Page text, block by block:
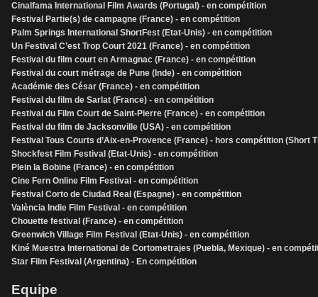
Cinalfama International Film Awards (Portugal) - en compétition
Festival Partie(s) de campagne (France) - en compétition
Palm Springs International ShortFest (Etat-Unis) - en compétition
Un Festival C’est Trop Court 2021 (France) - en compétition
Festival du film court en Armagnac (France) - en compétition
Festival du court métrage de Pune (Inde) - en compétition
Académie des César (France) - en compétition
Festival du film de Sarlat (France) - en compétition
Festival du Film Court de Saint-Pierre (France) - en compétition
Festival du film de Jacksonville (USA) - en compétition
Festival Tous Courts d’Aix-en-Provence (France) - hors compétition (Short
Shockfest Film Festival (Etat-Unis) - en compétition
Plein la Bobine (France) - en compétition
Cine Fern Online Film Festival - en compétition
Festival Corto de Ciudad Real (Espagne) - en compétition
València Indie Film Festival - en compétition
Chouette festival (France) - en compétition
Greenwich Village Film Festival (Etat-Unis) - en compétition
Kiné Muestra International de Cortometrajes (Puebla, Mexique) - en
Star Film Festival (Argentina) - En compétition
Equipe